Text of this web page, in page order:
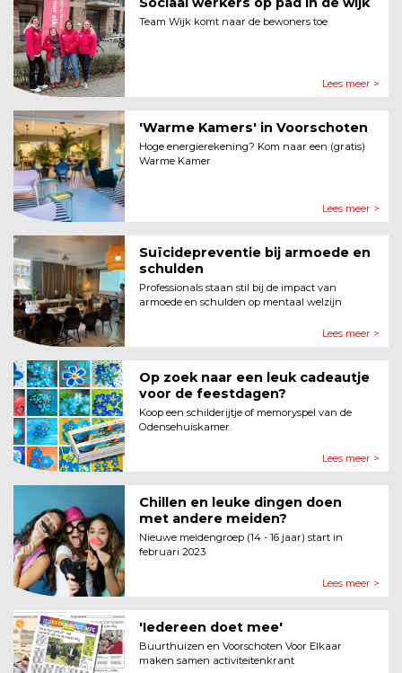
Team Wijk komt naar de bewoners toe
Lees meer >
'Warme Kamers' in Voorschoten
Hoge energierekening? Kom naar een (gratis)
Warme Kamer
Lees meer >
Suïcidepreventie bij armoede en
schulden
Professionals staan stil bij de impact van
armoede en schulden op mentaal welzijn
Lees meer >
Op zoek naar een leuk cadeautje
voor de feestdagen?
Koop een schilderijtje of memoryspel van de
Odensehuiskamer.
Lees meer >
Chillen en leuke dingen doen
met andere meiden?
Nieuwe meidengroep (14 - 16 jaar) start in
februari 2023
Lees meer >
'Iedereen doet mee'
Buurthuizen en Voorschoten Voor Elkaar
maken samen activiteitenkrant